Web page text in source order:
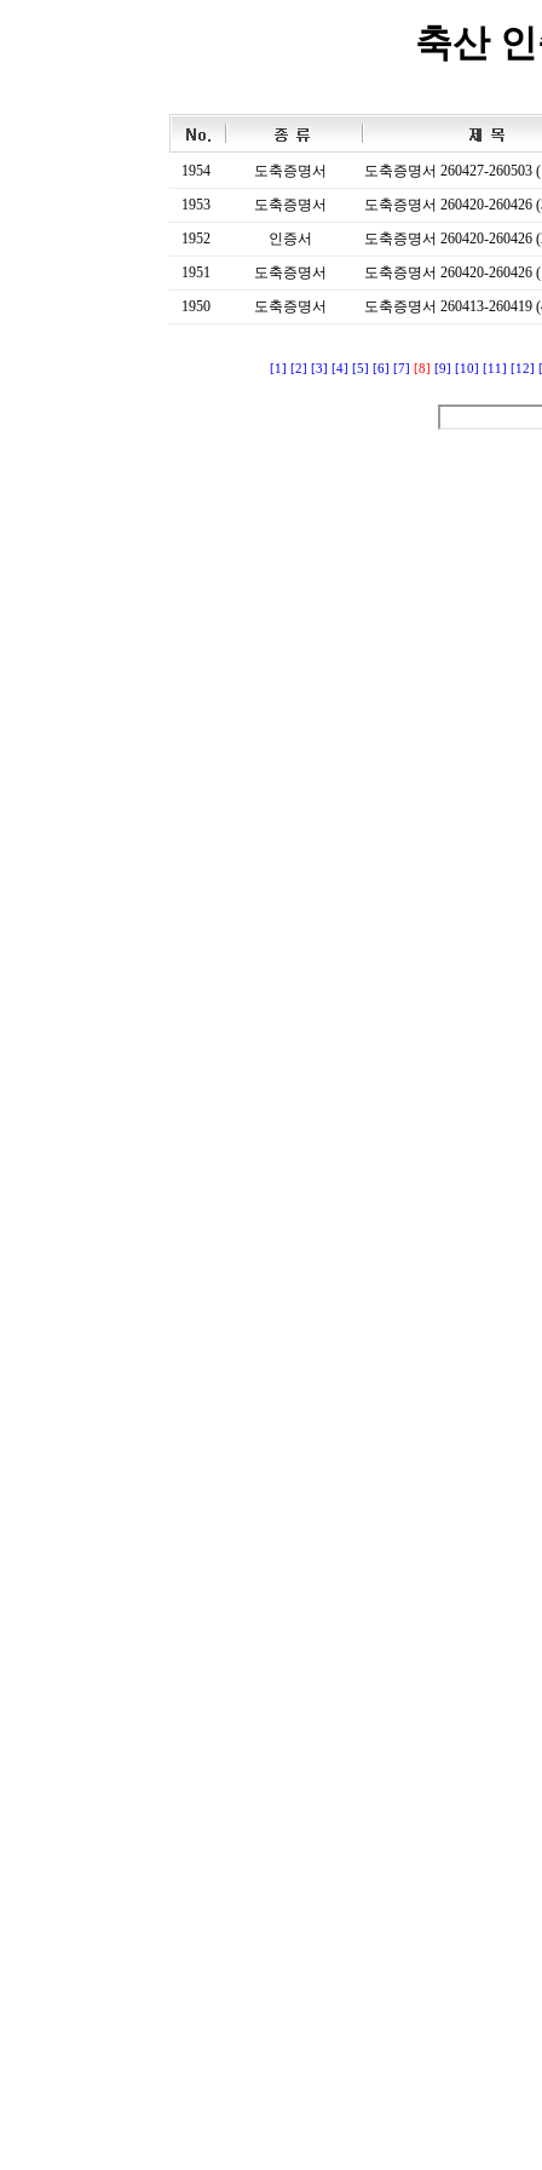
축산
1954 도축증명서
도축증명서 260427-260503
1953
도축증명서
도축증명서 260420-260426
1952
인증서
도축증명서 260420-260426
1951
도축증명서
도축증명서 260420-260426
1950
도축증명서 도축증명서 260413-260419
[1] [2] [3] [4] [5] [6] [7] [8] [9] [10] [11] [12]